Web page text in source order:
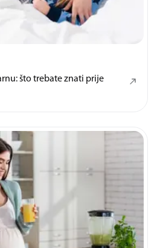
što trebate znati prije